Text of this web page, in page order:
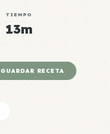
TIEMPO
13m
GUARDAR RECETA